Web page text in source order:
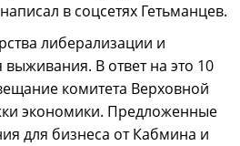
в соцсетях Гетьманцев.
либерализации и
В ответ на это 10
комитета Верховной
экономики. Предложенные
для бизнеса от Кабмина и